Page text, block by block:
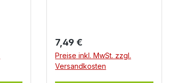
Regulärer Preis:
7,49 €
Preise inkl. MwSt. zzgl.
Versandkosten